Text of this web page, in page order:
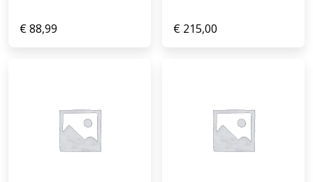
€88,99 € 215,00